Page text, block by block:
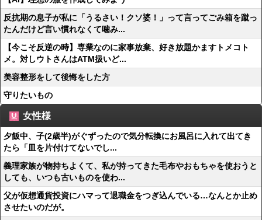
反抗期の息子が私に「うるさい！クソ婆！」って言ってごみ箱を蹴っ
たんだけど言い慣れなくて噛み...
【今こそ反逆の時】専業なのに家事放棄、好き放題かますトメコト
メ。対しウトさんはATM扱いど...
美容整形をして後悔をした方
守りたいもの
女性様
夕飯中、子(2歳半)がぐずったので気分転換にお風呂に入れて出てき
たら「皿を片付けてないでし...
義理家族が物持ちよくて、私が持ってきた毛布やおもちゃを使おうと
しても、いつも古いものを使わ...
父が仮想通貨投資にハマって退職金をつぎ込んでいる…なんとか止め
させたいのだが。